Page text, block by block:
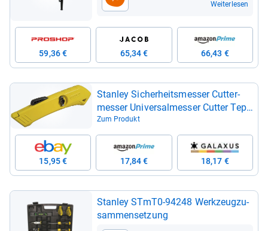
Weiterlesen
59,36 € 65,34 € 66,43 €
Stan­ley Sicher­heits­mes­ser Cut­ter­
mes­ser Uni­ver­sal­mes­ser Cut­ter Tep­
pich­mes­ser
Zum Produkt
15,95 € 17,84 € 18,17 €
Stan­ley STmT0-​94248 Werk­zeug­zu­
sam­men­set­zung